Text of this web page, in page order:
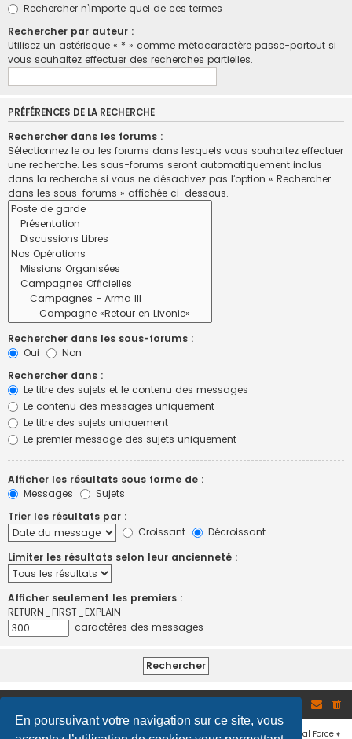
En poursuivant votre navigation sur ce site, vous
Rechercher n’importe quel de ces termes
Rechercher par auteur :
Utilisez un astérisque « * » comme métacaractère passe-partout si
vous souhaitez effectuer des recherches partielles.
PRÉFÉRENCES DE LA RECHERCHE
Rechercher dans les forums :
Sélectionnez le ou les forums dans lesquels vous souhaitez effectuer
une recherche. Les sous-forums seront automatiquement inclus
dans la recherche si vous ne désactivez pas l’option « Rechercher
dans les sous-forums » affichée ci-dessous.
Rechercher dans les sous-forums :
Oui
Non
Rechercher dans :
Le titre des sujets et le contenu des messages
Le contenu des messages uniquement
Le titre des sujets uniquement
Le premier message des sujets uniquement
Afficher les résultats sous forme de :
Messages
Sujets
Trier les résultats par :
Croissant
Décroissant
Limiter les résultats selon leur ancienneté :
Afficher seulement les premiers :
RETURN_FIRST_EXPLAIN
caractères des messages
Développé par phpBB® Forum Software © phpBB Limited♦ © 2019Virtual Force ♦